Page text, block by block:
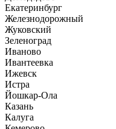
Екатеринбург
Железнодорожный
Жуковский
Зеленоград
Иваново
Ивантеевка
Ижевск
Истра
Йошкар-Ола
Казань
Калуга